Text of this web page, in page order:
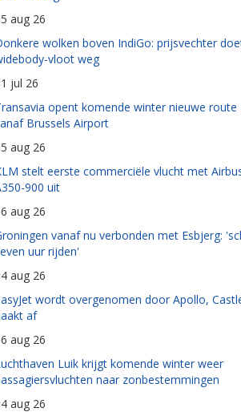
aug 26
wolken boven IndiGo: prijsvechter
vloot weg
jul 26
opent komende winter nieuwe route
Brussels Airport
aug 26
stelt eerste commerciële vlucht met
900 uit
aug 26
vanaf nu verbonden met Esbjerg:
uur rijden'
aug 26
wordt overgenomen door Apollo,
af
aug 26
Luik krijgt komende winter weer
naar zonbestemmingen
aug 26